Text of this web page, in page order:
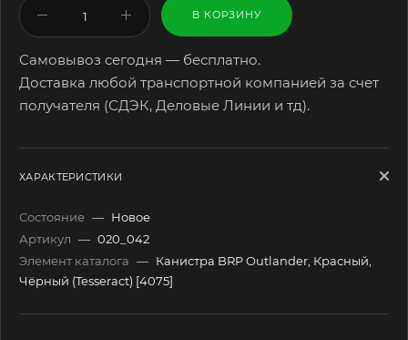
В КОРЗИНУ
Самовывоз сегодня — бесплатно.
Доставка любой транспортной компанией за счет
получателя (СДЭК, Деловые Линии и тд).
ХАРАКТЕРИСТИКИ
Состояние — Новое
Артикул — 020_042
Элемент каталога — Канистра BRP Outlander, Красный,
Чёрный (Tesseract) [4075]